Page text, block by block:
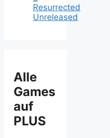
Resurrected
Unreleased
Alle
Games
auf
PLUS